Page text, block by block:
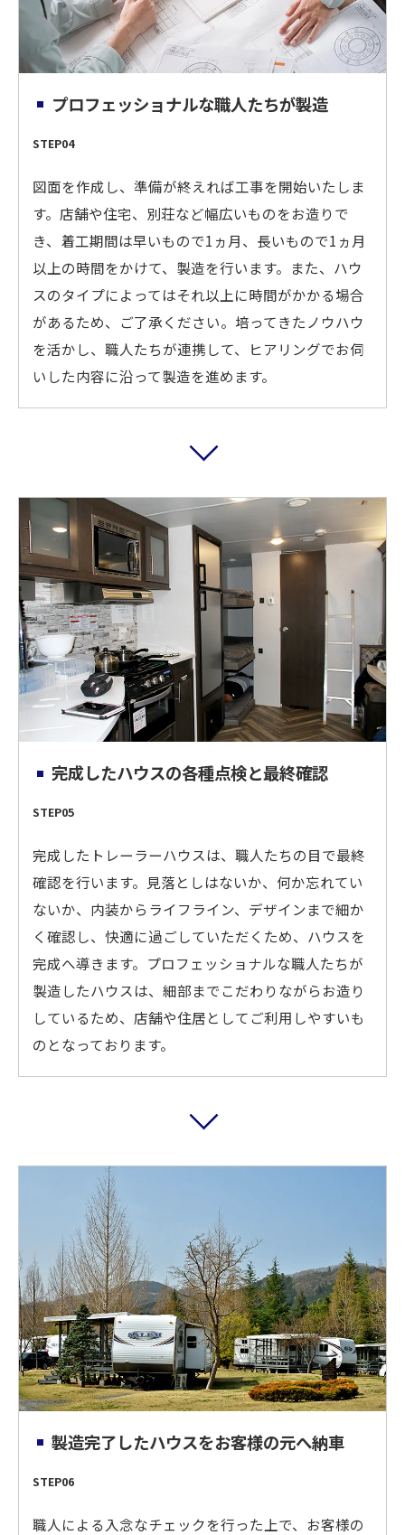
プロフェッショナルな職人たちが製造
STEP04
図面を作成し、準備が終えれば工事を開始いたしま
す。店舗や住宅、別荘など幅広いものをお造りで
き、着工期間は早いもので1ヵ月、長いもので1ヵ月
以上の時間をかけて、製造を行います。また、ハウ
スのタイプによってはそれ以上に時間がかかる場合
があるため、ご了承ください。培ってきたノウハウ
を活かし、職人たちが連携して、ヒアリングでお伺
いした内容に沿って製造を進めます。
完成したハウスの各種点検と最終確認
STEP05
完成したトレーラーハウスは、職人たちの目で最終
確認を行います。見落としはないか、何か忘れてい
ないか、内装からライフライン、デザインまで細か
く確認し、快適に過ごしていただくため、ハウスを
完成へ導きます。プロフェッショナルな職人たちが
製造したハウスは、細部までこだわりながらお造り
しているため、店舗や住居としてご利用しやすいも
のとなっております。
製造完了したハウスをお客様の元へ納車
STEP06
職人による入念なチェックを行った上で、お客様の